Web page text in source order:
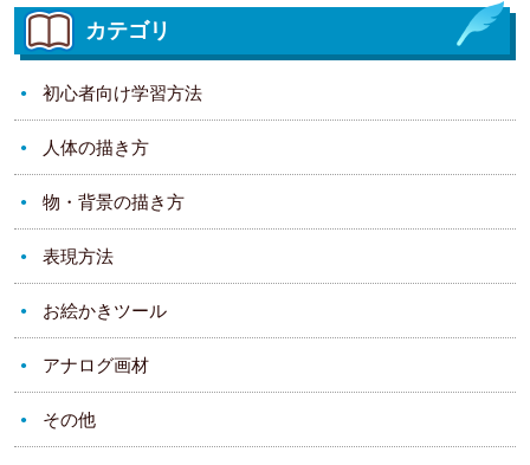
カテゴリ
初心者向け学習方法
人体の描き方
物・背景の描き方
表現方法
お絵かきツール
アナログ画材
その他